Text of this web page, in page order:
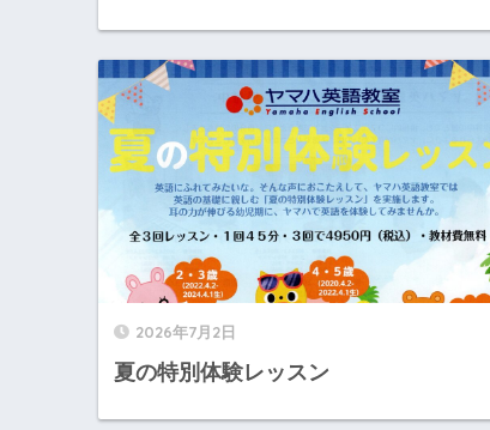
2026年7月2日
夏の特別体験レッスン